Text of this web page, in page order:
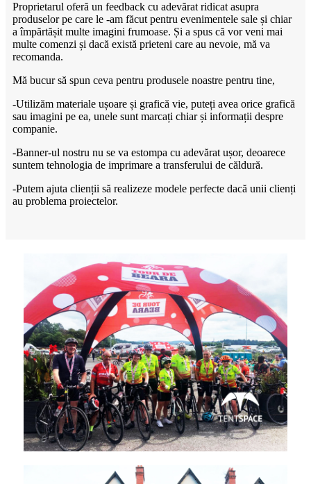
Proprietarul oferă un feedback cu adevărat ridicat asupra
produselor pe care le -am făcut pentru evenimentele sale și chiar
a împărtășit multe imagini frumoase. Și a spus că vor veni mai
multe comenzi și dacă există prieteni care au nevoie, mă va
recomanda.
Mă bucur să spun ceva pentru produsele noastre pentru tine,
-Utilizăm materiale ușoare și grafică vie, puteți avea orice grafică
sau imagini pe ea, unele sunt marcați chiar și informații despre
companie.
-Banner-ul nostru nu se va estompa cu adevărat ușor, deoarece
suntem tehnologia de imprimare a transferului de căldură.
-Putem ajuta clienții să realizeze modele perfecte dacă unii clienți
au problema proiectelor.